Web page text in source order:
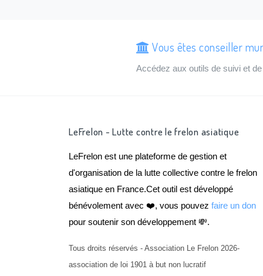
Vous êtes conseiller
Accédez aux outils de suivi et
LeFrelon - Lutte contre le frelon asiatique
LeFrelon est une plateforme de gestion et
d'organisation de la lutte collective contre le frelon
asiatique en France.Cet outil est développé
bénévolement avec ❤️, vous pouvez faire un don
pour soutenir son développement 💸.
Tous droits réservés - Association Le Frelon 2026-
association de loi 1901 à but non lucratif